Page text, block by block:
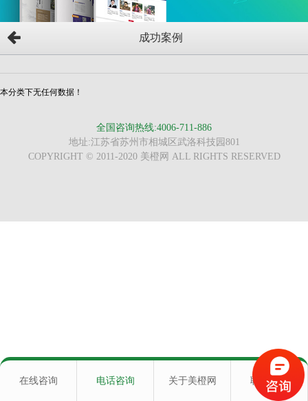
成功案例
本分类下无任何数据！
全国咨询热线:4006-711-886
地址:江苏省苏州市相城区武洛科技园801
COPYRIGHT © 2011-2020 美橙网 ALL RIGHTS RESERVED
在线咨询 电话咨询 关于美橙网 联系我们